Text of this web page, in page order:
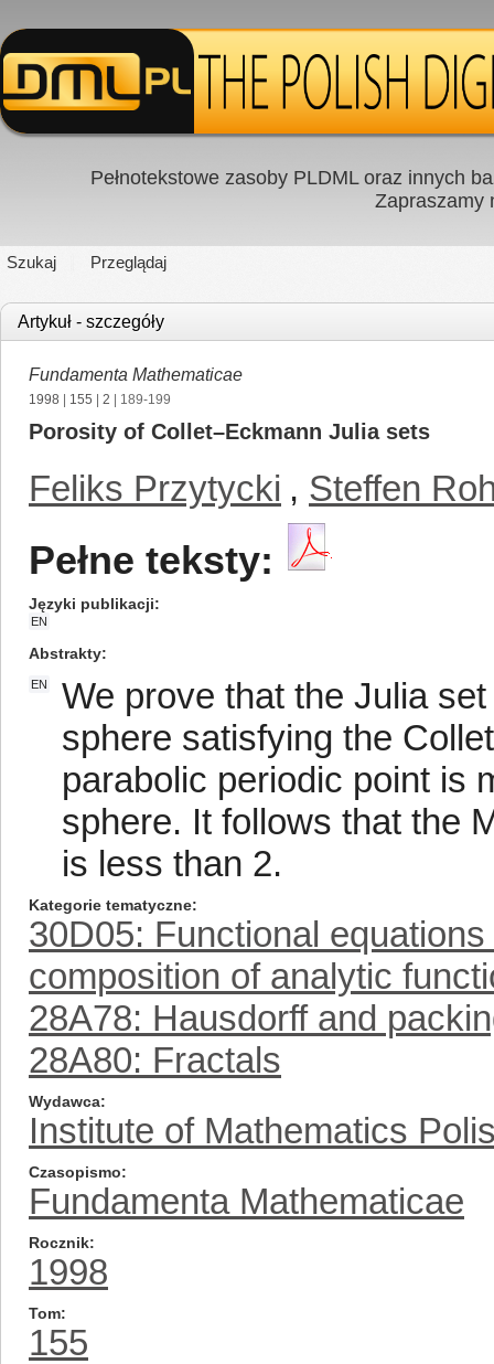
Pełnotekstowe zasoby PLDML oraz innych
Zapraszamy
Szukaj Przeglądaj
Artykuł - szczegóły
Fundamenta Mathematicae
1998 155 2 | 189-199
Porosity of Collet–Eckmann Julia sets
Feliks Przytycki , Steffen
Pełne teksty:
Języki publikacji
EN
Abstrakty
EN
We prove that the Julia
sphere satisfying the
parabolic periodic point is
sphere. It follows that the
is less than 2.
Kategorie tematyczne
30D05: Functional
composition of analytic
28A78: Hausdorff and
28A80: Fractals
Wydawca
Institute of Mathematics
Czasopismo
Fundamenta Mathematicae
Rocznik
1998
Tom
155